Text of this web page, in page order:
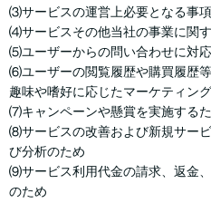
⑶サービスの運営上必要となる事
⑷サービスその他当社の事業に関
⑸ユーザーからの問い合わせに対
⑹ユーザーの閲覧履歴や購買履歴
趣味や嗜好に応じたマーケティン
⑺キャンペーンや懸賞を実施する
⑻サービスの改善および新規サー
び分析のため
⑼サービス利用代金の請求、返金
のため